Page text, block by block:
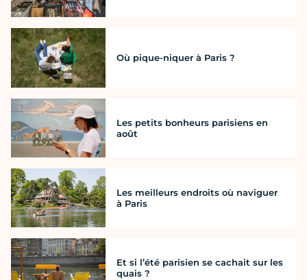
Où pique-niquer à Paris ?
Les petits bonheurs parisiens en
août
Les meilleurs endroits où naviguer
à Paris
Et si l’été parisien se cachait sur les
quais ?